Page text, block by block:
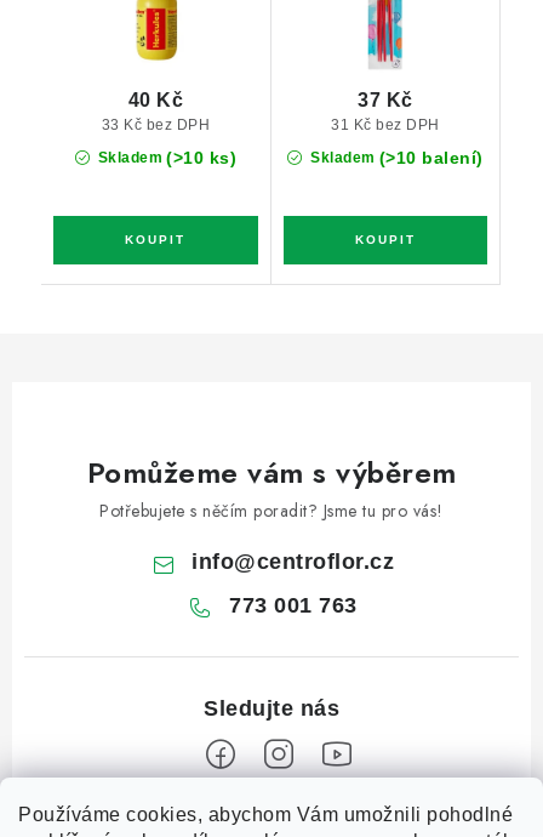
Používáme cookies, abychom Vám umožnili pohodlné
Skladem (>10 ks)
33 Kč bez DPH
40 Kč
Skladem (>10 balení)
31 Kč bez DPH
37 Kč
Pomůžeme vám s výběrem
Potřebujete s něčím poradit? Jsme tu pro vás!
info@centroflor.cz
773 001 763